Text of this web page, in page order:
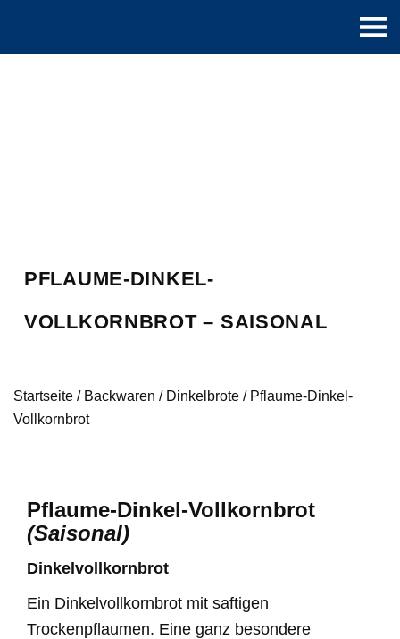
PFLAUME-DINKEL-
VOLLKORNBROT – SAISONAL
Startseite / Backwaren / Dinkelbrote / Pflaume-Dinkel-
Vollkornbrot
Pflaume-Dinkel-Vollkornbrot
(Saisonal)
Dinkelvollkornbrot
Ein Dinkelvollkornbrot mit saftigen
Trockenpflaumen. Eine ganz besondere